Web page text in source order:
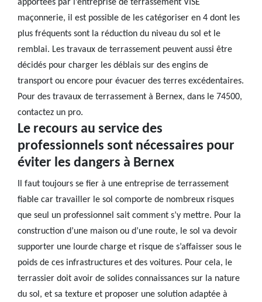
apportées par l’entreprise de terrassement VISE
maçonnerie, il est possible de les catégoriser en 4 dont les
plus fréquents sont la réduction du niveau du sol et le
remblai. Les travaux de terrassement peuvent aussi être
décidés pour charger les déblais sur des engins de
transport ou encore pour évacuer des terres excédentaires.
Pour des travaux de terrassement à Bernex, dans le 74500,
contactez un pro.
Le recours au service des
professionnels sont nécessaires pour
éviter les dangers à Bernex
Il faut toujours se fier à une entreprise de terrassement
fiable car travailler le sol comporte de nombreux risques
que seul un professionnel sait comment s’y mettre. Pour la
construction d’une maison ou d’une route, le sol va devoir
supporter une lourde charge et risque de s’affaisser sous le
poids de ces infrastructures et des voitures. Pour cela, le
terrassier doit avoir de solides connaissances sur la nature
du sol, et sa texture et proposer une solution adaptée à